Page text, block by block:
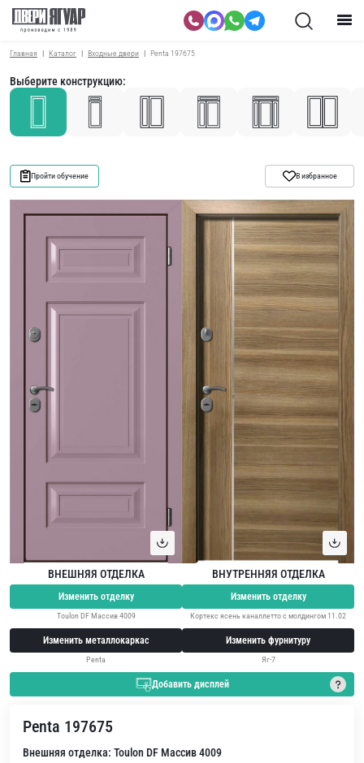
Главная Каталог Входные двери Penta 197675
Выберите конструкцию:
Пройти обучение В избранное
ВНЕШНЯЯ ОТДЕЛКА
Изменить отделку
Toulon DF Массив 4009
Изменить металлокаркас
Penta
ВНУТРЕННЯЯ ОТДЕЛКА
Изменить отделку
Кортекс ясень каналлетто с молдингом 11.02
Изменить фурнитуру
Яг-7
Добавить дисплей
Penta 197675
Внешняя отделка: Toulon DF Массив 4009